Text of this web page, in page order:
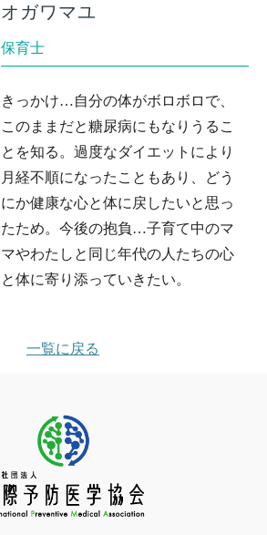
オガワマユ
保育士
きっかけ…自分の体がボロボロで、
このままだと糖尿病にもなりうるこ
とを知る。過度なダイエットにより
月経不順になったこともあり、どう
にか健康な心と体に戻したいと思っ
たため。今後の抱負…子育て中のマ
マやわたしと同じ年代の人たちの心
と体に寄り添っていきたい。
一覧に戻る